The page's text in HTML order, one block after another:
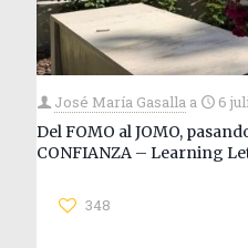
José María Gasalla a
6
Del FOMO al JOMO,
CONFIANZA – Learning
348